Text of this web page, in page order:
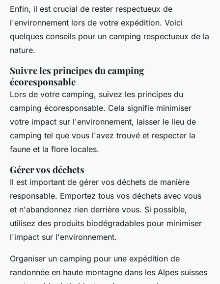
Enfin, il est crucial de rester respectueux de
l'environnement lors de votre expédition. Voici
quelques conseils pour un camping respectueux de la
nature.
Suivre les principes du camping
écoresponsable
Lors de votre camping, suivez les principes du
camping écoresponsable. Cela signifie minimiser
votre impact sur l'environnement, laisser le lieu de
camping tel que vous l'avez trouvé et respecter la
faune et la flore locales.
Gérer vos déchets
Il est important de gérer vos déchets de manière
responsable. Emportez tous vos déchets avec vous
et n'abandonnez rien derrière vous. Si possible,
utilisez des produits biodégradables pour minimiser
l'impact sur l'environnement.
Organiser un camping pour une expédition de
randonnée en haute montagne dans les Alpes suisses